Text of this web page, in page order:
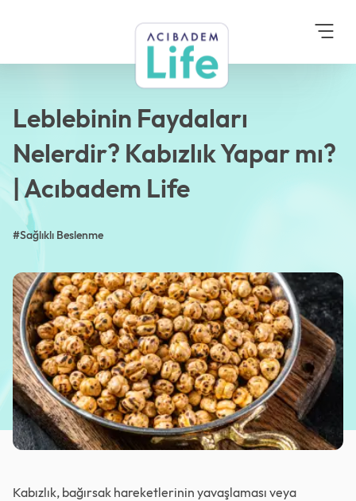
Sağlıklı Beslenme
Nelerdir? Kabızlık Yapar
mı? | Acıbadem Life
Leblebinin Faydaları
Nelerdir? Kabızlık Yapar mı?
| Acıbadem Life
#Sağlıklı Beslenme
Kabızlık, bağırsak hareketlerinin yavaşlaması veya